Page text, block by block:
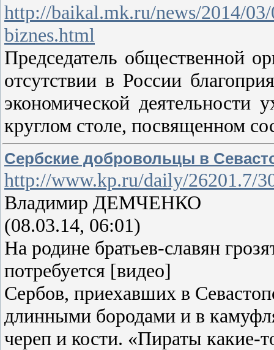
http://baikal.mk.ru/news/2014/
biznes.html
Председатель общественной
отсутствии в России
экономической деятельности
круглом столе, посвященном
Сербские добровольцы в
http://www.kp.ru/daily/26201.7/
Владимир ДЕМЧЕНКО
(08.03.14, 06:01)
На родине братьев-славян
потребуется [видео]
Сербов, приехавших в
длинными бородами и в
череп и кости. «Пираты какие-